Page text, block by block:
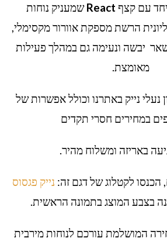
יחד עם קצף Reactשמעניק נוחות
הרשת מספקת אוורור מקסימלי,
יבשה ונעימה גם במהלך פעילות
מאומצת.
41 . מגוון נעלי נייק באתרנו וכולל אפשרות של
במחירים חסרי תקדים
באריזה ומשלוח מהיר.
הכנסו לקטלוג של דגם זה: נייק פגסוס
בצבע המוצג בתמונה הראשית.
המושלמת עורכם לנוחות מירבית